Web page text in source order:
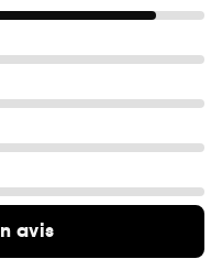
avis